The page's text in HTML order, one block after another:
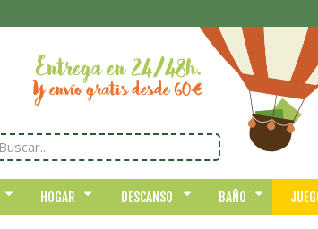
HOGAR DESCANSO BAÑO